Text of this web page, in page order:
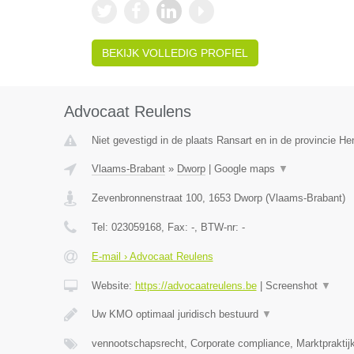
BEKIJK VOLLEDIG PROFIEL
Advocaat Reulens
Niet gevestigd in de plaats Ransart en in de provincie
Vlaams-Brabant» Dworp| Google maps ▼
Zevenbronnenstraat 100, 1653 Dworp(Vlaams-Brabant)
Tel: 023059168, Fax: -, BTW-nr: -
E-mail › Advocaat Reulens
Website: https://advocaatreulens.be| Screenshot ▼
Uw KMO optimaal juridisch bestuurd ▼
vennootschapsrecht, Corporate compliance,